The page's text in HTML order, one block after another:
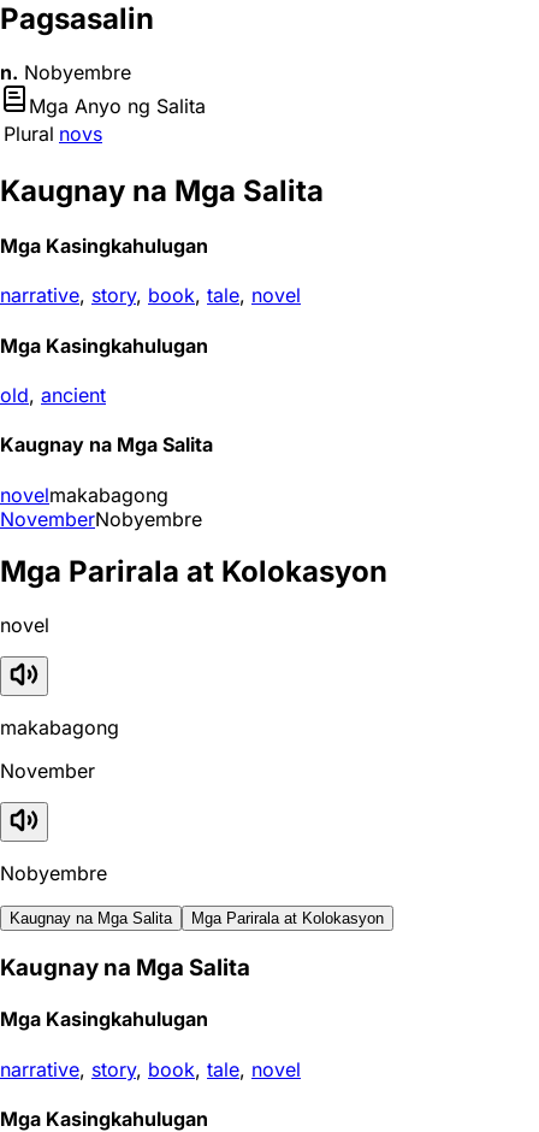
Pagsasalin
n. Nobyembre
Mga Anyo ng Salita
Plural novs
Kaugnay na Mga Salita
Mga Kasingkahulugan
narrative, story, book, tale, novel
Mga Kasingkahulugan
old, ancient
Kaugnay na Mga Salita
novelmakabagong
NovemberNobyembre
Mga Parirala at Kolokasyon
novel
makabagong
November
Nobyembre
Kaugnay na Mga Salita Mga Parirala at Kolokasyon
Kaugnay na Mga Salita
Mga Kasingkahulugan
narrative, story, book, tale, novel
Mga Kasingkahulugan